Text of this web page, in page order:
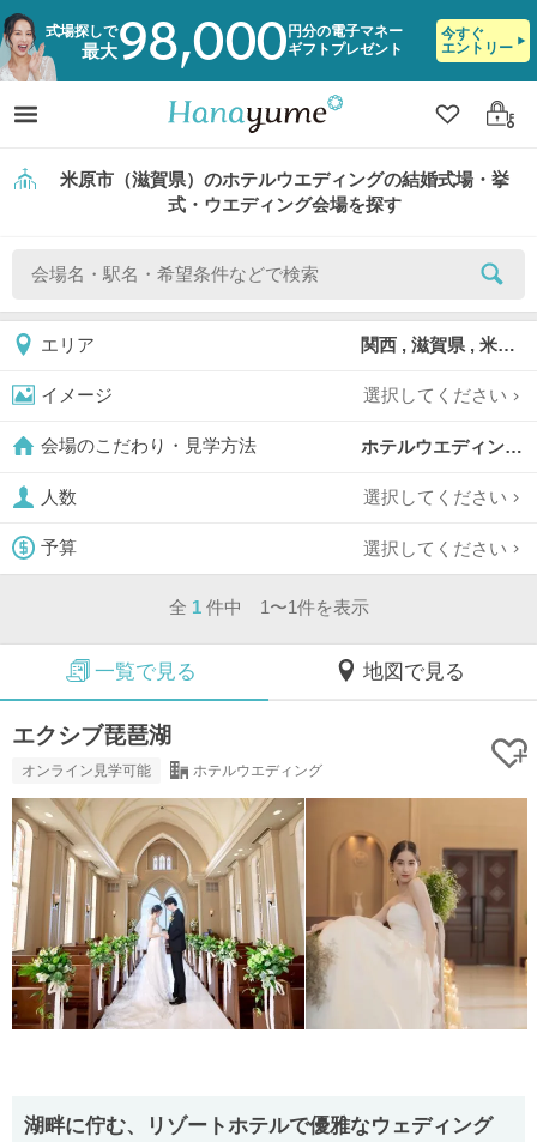
式場探しで
最大98,000 円分の電子マネー
ギフトプレゼント
今すぐ
エントリー
クリップ
ログ
米原市（滋賀県）のホテルウエディングの結婚式場・挙
式・ウエディング会場を探す
エリア 関西 , 滋賀県 , 米原市
イメージ 選択してください
会場のこだわり・見学方法 ホテルウエディング,
人数 選択してください
予算 選択してください
全 1 件中 1〜1件を表示
一覧で見る 地図で見る
エクシブ琵琶湖
オンライン見学可能 ホテルウエディング
湖畔に佇む、リゾートホテルで優雅なウェディング